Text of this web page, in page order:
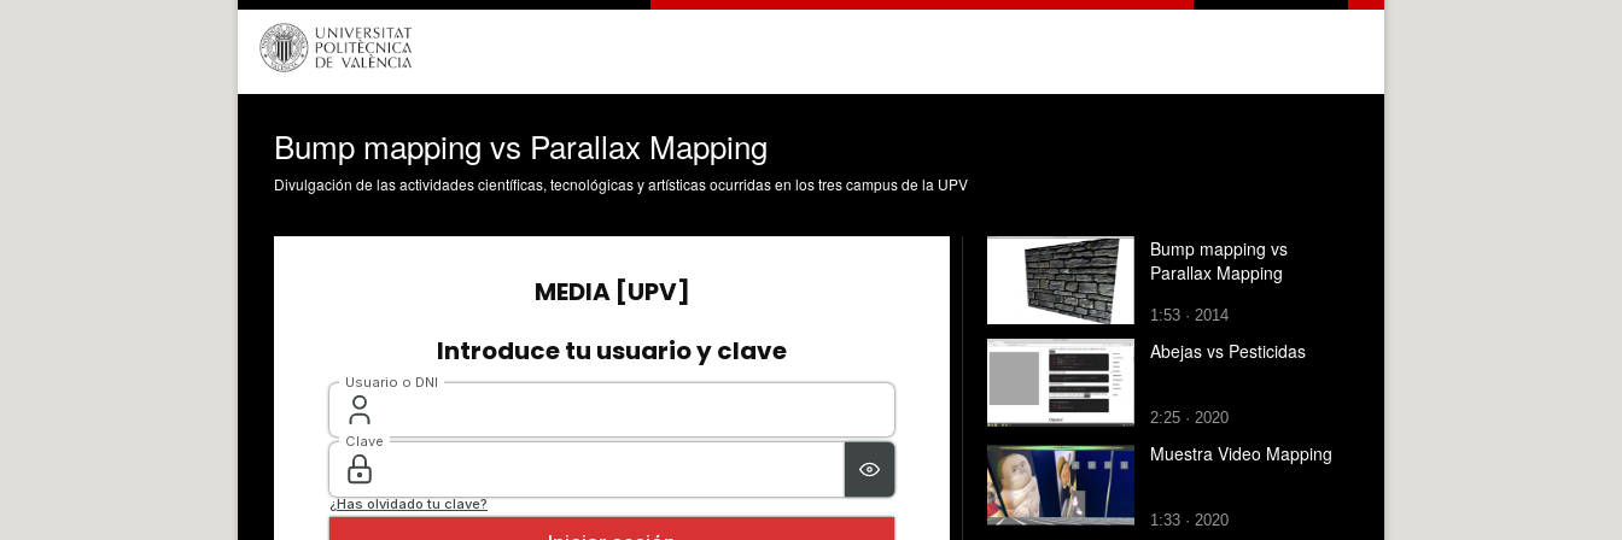
Bump mapping vs Parallax Mapping
Divulgación de las actividades científicas, tecnológicas y artísticas ocurridas en los tres campus de la UPV
Bump mapping vs
Parallax Mapping
1:53 · 2014
Abejas vs Pesticidas
2:25 · 2020
Muestra Video Mapping
1:33 · 2020